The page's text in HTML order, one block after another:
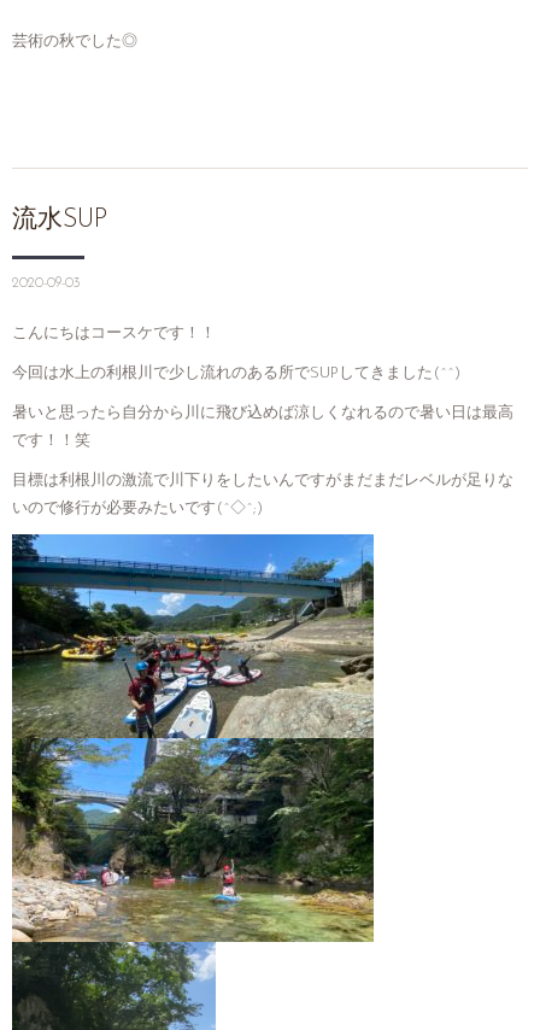
芸術の秋でした◎
流水SUP
2020-09-03
こんにちはコースケです！！
今回は水上の利根川で少し流れのある所でSUPしてきました(^^)
暑いと思ったら自分から川に飛び込めば涼しくなれるので暑い日は最高
です！！笑
目標は利根川の激流で川下りをしたいんですがまだまだレベルが足りな
いので修行が必要みたいです(^◇^;)